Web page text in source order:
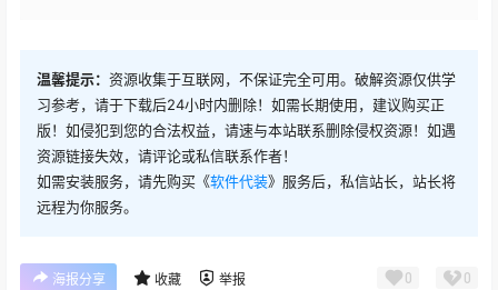
温馨提示： 资源收集于互联网，不保证完全可用。破解资源仅供学
习参考，请于下载后24小时内删除！如需长期使用，建议购买正
版！如侵犯到您的合法权益，请速与本站联系删除侵权资源！如遇
资源链接失效，请评论或私信联系作者！
如需安装服务，请先购买《软件代装》服务后，私信站长，站长将
远程为你服务。
海报分享 收藏 举报 0 0